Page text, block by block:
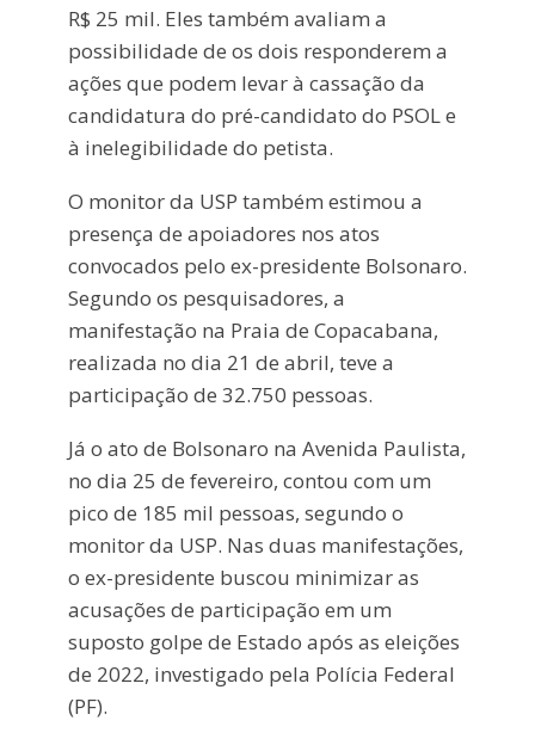
R$ 25 mil. Eles também avaliam a
possibilidade de os dois responderem a
ações que podem levar à cassação da
candidatura do pré-candidato do PSOL e
à inelegibilidade do petista.
O monitor da USP também estimou a
presença de apoiadores nos atos
convocados pelo ex-presidente Bolsonaro.
Segundo os pesquisadores, a
manifestação na Praia de Copacabana,
realizada no dia 21 de abril, teve a
participação de 32.750 pessoas.
Já o ato de Bolsonaro na Avenida Paulista,
no dia 25 de fevereiro, contou com um
pico de 185 mil pessoas, segundo o
monitor da USP. Nas duas manifestações,
o ex-presidente buscou minimizar as
acusações de participação em um
suposto golpe de Estado após as eleições
de 2022, investigado pela Polícia Federal
(PF).